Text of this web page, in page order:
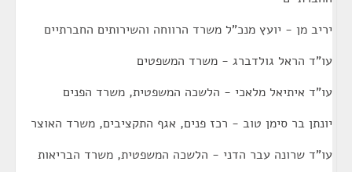
יריב מן - יועץ מנכ"ל משרד הרווחה והשירותים החברתיים
עו"ד הראל גולדברג - משרד המשפטים
עו"ד איתיאל מלאכי - הלשכה המשפטית, משרד הפנים
יונתן בר סימן טוב - רכז פנים, אגף התקציבים, משרד האוצר
עו"ד שרונה עבר הדני - הלשכה המשפטית, משרד הבריאות